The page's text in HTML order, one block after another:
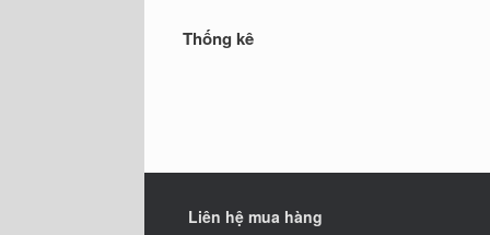
Thống kê
Liên hệ mua hàng